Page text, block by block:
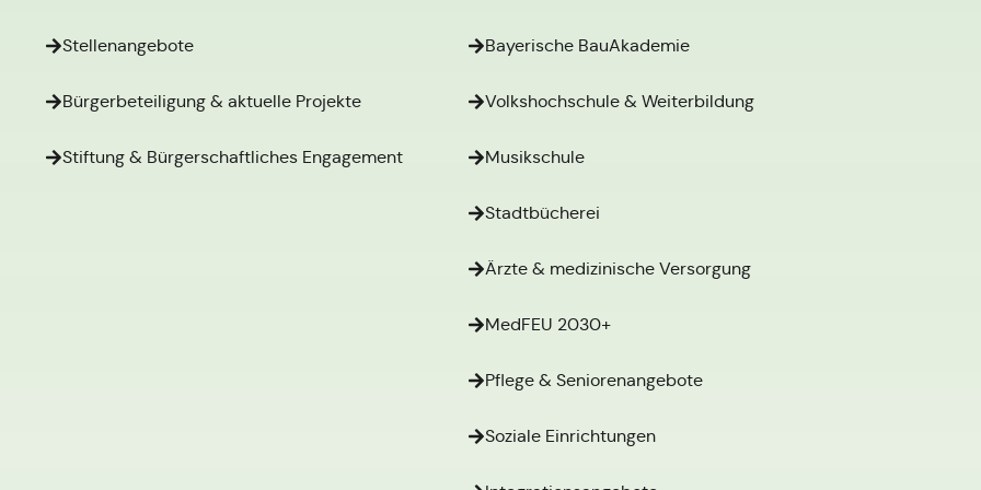
Stellenangebote
Bürgerbeteiligung & aktuelle Projekte
Stiftung & Bürgerschaftliches Engagement
Bayerische BauAkademie
Volkshochschule & Weiterbildung
Musikschule
Stadtbücherei
Ärzte & medizinische Versorgung
MedFEU 2030+
Pflege & Seniorenangebote
Soziale Einrichtungen